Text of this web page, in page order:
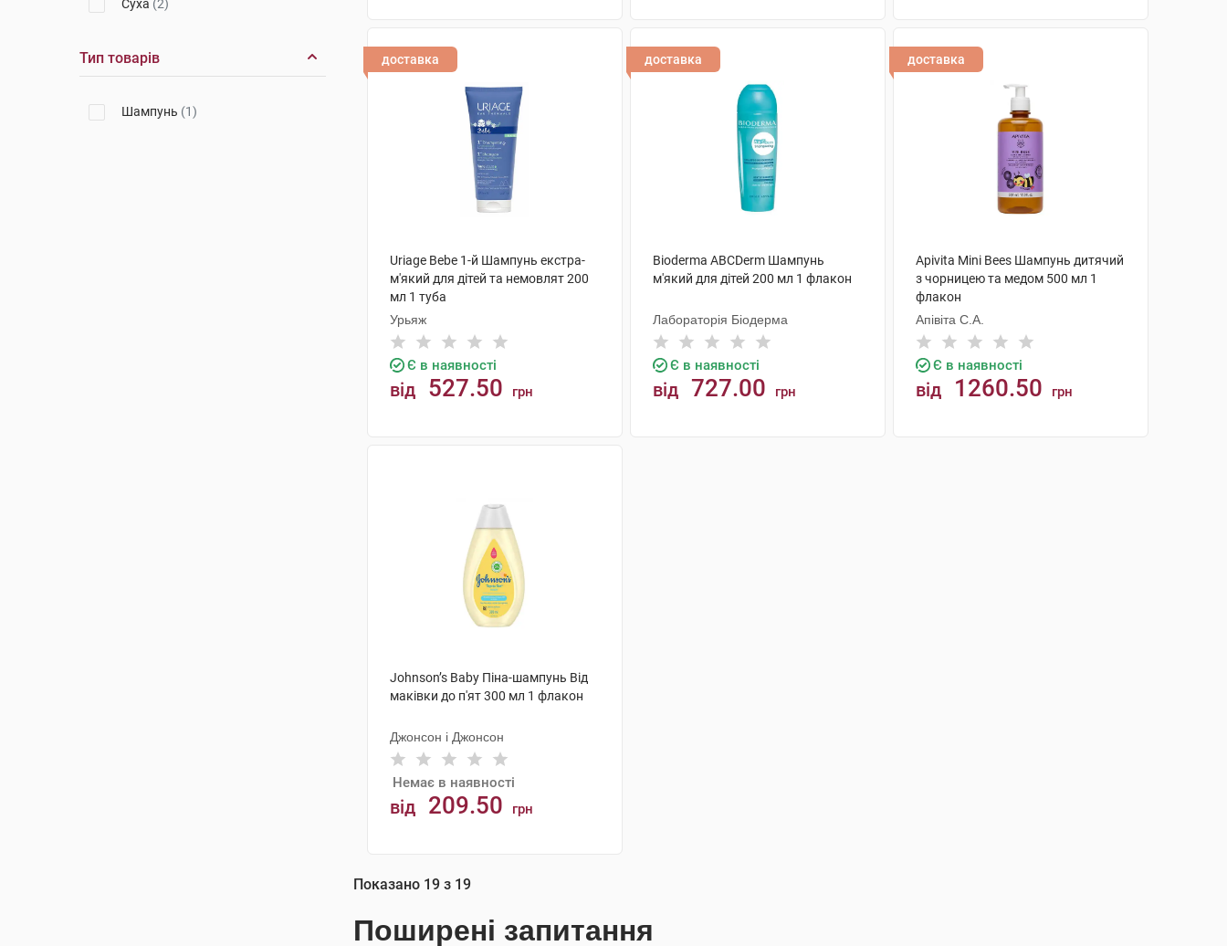
Суха (2)
Тип товарів
Шампунь (1)
доставка
Uriage Bebe 1-й Шампунь екстра-
м'який для дітей та немовлят 200
мл 1 туба
Урьяж
Є в наявності
від 527.50 грн
доставка
Bioderma ABCDerm Шампунь
м'який для дітей 200 мл 1 флакон
Лабораторія Біодерма
Є в наявності
від 727.00 грн
доставка
Apivita Mini Bees Шампунь дитячий
з чорницею та медом 500 мл 1
флакон
Апівіта С.А.
Є в наявності
від 1260.50 грн
Johnson’s Baby Піна-шампунь Від
маківки до п'ят 300 мл 1 флакон
Джонсон і Джонсон
Немає в наявності
від 209.50 грн
АНАЛОГИ
Показано 19 з 19
Поширені запитання